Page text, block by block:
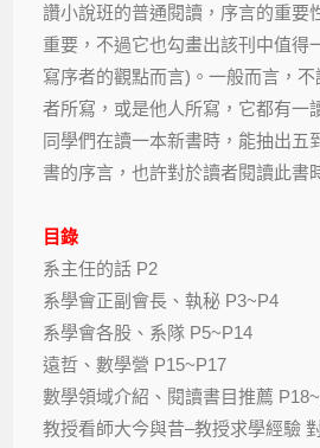
讚小說班的普通閱讀，序言的重要
重要，不過它也勾畫出該刊中值得
寫序者的觀點而言)。一般而言，
者所寫，或是他人所寫，它都有一
同學們在讀一本新書時，能抽出五
書的序言，也許對於讀者閱讀此書
目錄
系主任的話 P2
系學會正副會長、執秘 P3~P4
系學會各股、系隊 P5~P14
遠哲、數學營 P15~P17
數學領域介紹、閱讀書目推薦
教授看師大今與昔–教授求學經驗